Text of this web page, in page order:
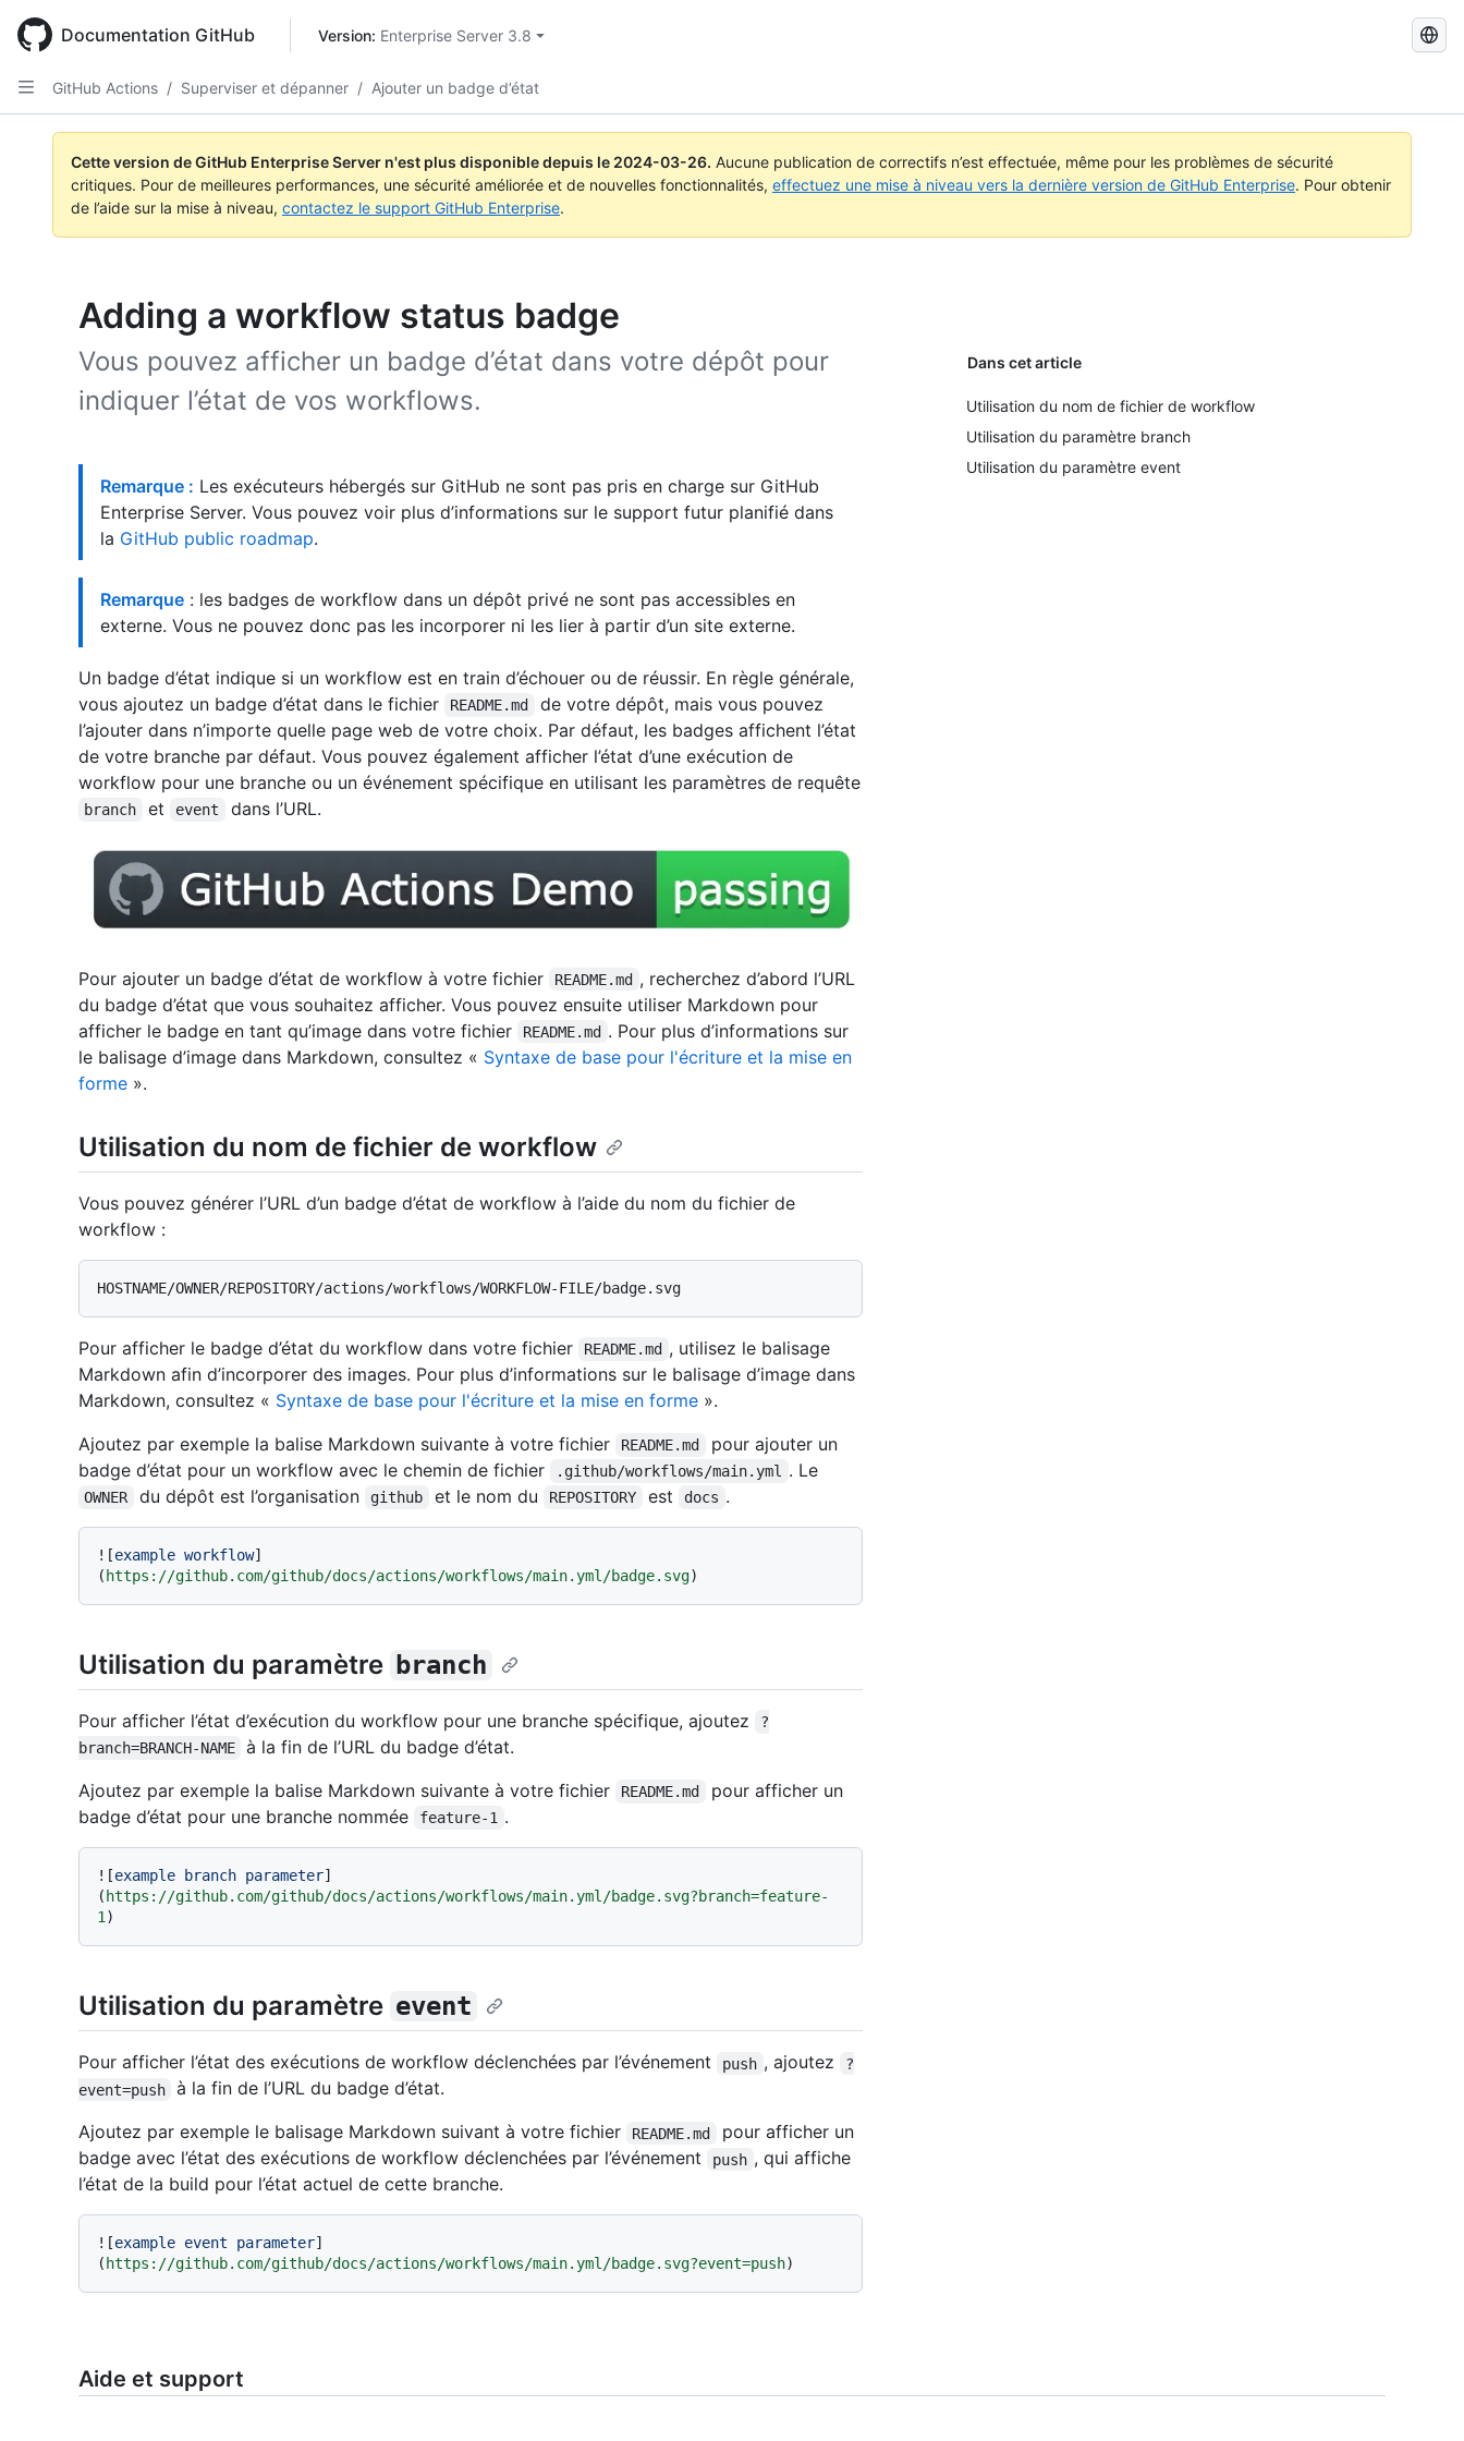
main
content
Documentation GitHub Version: Enterprise Server 3.8
Docs
GitHub Actions / Superviser et dépanner / Ajouter un badge d’état
Cette version de GitHub Enterprise Server n'est plus disponible depuis le 2024-03-26. Aucune publication de correctifs n’est effectuée, même pour les problèmes de sécurité
critiques. Pour de meilleures performances, une sécurité améliorée et de nouvelles fonctionnalités, effectuez une mise à niveau vers la dernière version de GitHub Enterprise. Pour obtenir
de l’aide sur la mise à niveau, contactez le support GitHub Enterprise.
Adding a workflow status badge
Vous pouvez afficher un badge d’état dans votre dépôt pour
indiquer l’état de vos workflows.
Dans cet article
Utilisation du nom de fichier de workflow
Utilisation du paramètre branch
Utilisation du paramètre event
Remarque : Les exécuteurs hébergés sur GitHub ne sont pas pris en charge sur GitHub
Enterprise Server. Vous pouvez voir plus d’informations sur le support futur planifié dans
la GitHub public roadmap.
Remarque : les badges de workflow dans un dépôt privé ne sont pas accessibles en
externe. Vous ne pouvez donc pas les incorporer ni les lier à partir d’un site externe.
Un badge d’état indique si un workflow est en train d’échouer ou de réussir. En règle générale,
vous ajoutez un badge d’état dans le fichier
README.md
de votre dépôt, mais vous pouvez
l’ajouter dans n’importe quelle page web de votre choix. Par défaut, les badges affichent l’état
de votre branche par défaut. Vous pouvez également afficher l’état d’une exécution de
workflow pour une branche ou un événement spécifique en utilisant les paramètres de requête
branch et event dans l’URL.
Pour ajouter un badge d’état de workflow à votre fichier README.md , recherchez d’abord l’URL
du badge d’état que vous souhaitez afficher. Vous pouvez ensuite utiliser Markdown pour
afficher le badge en tant qu’image dans votre fichier
README.md . Pour plus d’informations sur
le balisage d’image dans Markdown, consultez « Syntaxe de base pour l'écriture et la mise en
forme ».
Utilisation du nom de fichier de workflow
Vous pouvez générer l’URL d’un badge d’état de workflow à l’aide du nom du fichier de
workflow :
Pour afficher le badge d’état du workflow dans votre fichier README.md , utilisez le balisage
Markdown afin d’incorporer des images. Pour plus d’informations sur le balisage d’image dans
Markdown, consultez « Syntaxe de base pour l'écriture et la mise en forme ».
Ajoutez par exemple la balise Markdown suivante à votre fichier
README.md
pour ajouter un
badge d’état pour un workflow avec le chemin de fichier
.github/workflows/main.yml . Le
OWNER du dépôt est l’organisation github et le nom du REPOSITORY est docs .
![example workflow]
( https://github.com/github/docs/actions/workflows/main.yml/badge.svg
Utilisation du paramètre branch
Pour afficher l’état d’exécution du workflow pour une branche spécifique, ajoutez
?
branch=BRANCH-NAME
à la fin de l’URL du badge d’état.
Ajoutez par exemple la balise Markdown suivante à votre fichier
README.md
pour afficher un
badge d’état pour une branche nommée
feature-1 .
![example branch parameter]
( https://github.com/github/docs/actions/workflows/main.yml/badge.svg?branch=feature-
1
Utilisation du paramètre event
Pour afficher l’état des exécutions de workflow déclenchées par l’événement push , ajoutez
?
event=push
à la fin de l’URL du badge d’état.
Ajoutez par exemple le balisage Markdown suivant à votre fichier
README.md
pour afficher un
badge avec l’état des exécutions de workflow déclenchées par l’événement
push , qui affiche
l’état de la build pour l’état actuel de cette branche.
![example event parameter]
( https://github.com/github/docs/actions/workflows/main.yml/badge.svg?event=push
Aide et support